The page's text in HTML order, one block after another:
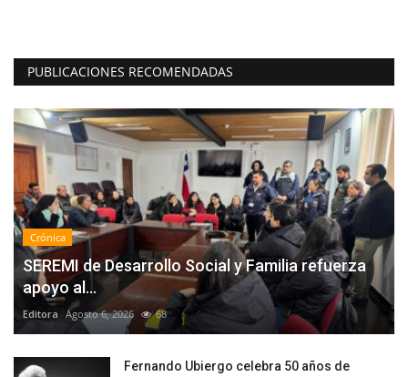
PUBLICACIONES RECOMENDADAS
Crónica
SEREMI de Desarrollo Social y Familia refuerza
apoyo al...
Editora Agosto 6, 2026 68
Fernando Ubiergo celebra 50 años de